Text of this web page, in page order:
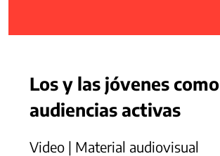
Los y las jóvenes como
audiencias activas
Video | Material audiovisual